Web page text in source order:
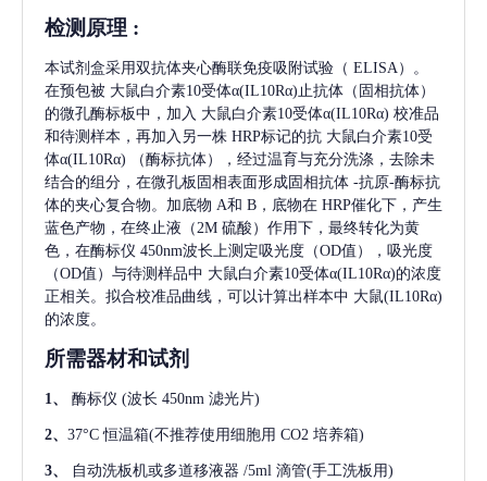
检测原理 :
本试剂盒采用双抗体夹心酶联免疫吸附试验（ ELISA）。
在预包被 大鼠白介素10受体α(IL10Rα)止抗体（固相抗体）
的微孔酶标板中，加入 大鼠白介素10受体α(IL10Rα) 校准品
和待测样本，再加入另一株 HRP标记的抗 大鼠白介素10受
体α(IL10Rα)
（酶标抗体），经过温育与充分洗涤，去除未
结合的组分，在微孔板固相表面形成固相抗体 -抗原-酶标抗
体的夹心复合物。加底物 A和 B，底物在 HRP催化下，产生
蓝色产物，在终止液（2M 硫酸）作用下，最终转化为黄
色，在酶标仪 450nm波长上测定吸光度（OD值），吸光度
（OD值）与待测样品中 大鼠白介素10受体α(IL10Rα)的浓度
正相关。拟合校准品曲线，可以计算出样本中 大鼠(IL10Rα)
的浓度。
所需器材和试剂
1、 酶标仪 (波长 450nm 滤光片)
2、 37°C 恒温箱(不推荐使用细胞用 CO2 培养箱)
3、 自动洗板机或多道移液器 /5ml 滴管(手工洗板用)